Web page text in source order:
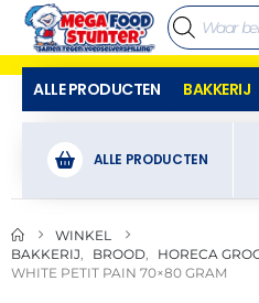
ALLE PRODUCTEN BAKKERIJ
ALLE PRODUCTEN
WINKEL
BAKKERIJ
BROOD
HORECA
WHITE PETIT PAIN 70×80 GRAM